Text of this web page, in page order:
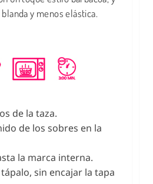
y menos elástica.
de la taza.
de los sobres en la
la marca interna.
sin encajar la tapa